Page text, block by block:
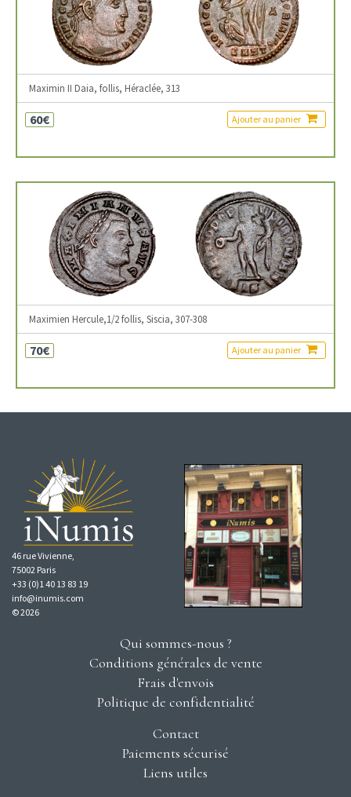
Maximin II Daia, follis, Héraclée, 313
60€ Ajouter au panier
Maximien Hercule,1/2 follis, Siscia, 307-308
70€ Ajouter au panier
46 rue Vivienne,
75002 Paris
+33 (0)1 40 13 83 19
info@inumis.com
© 2026
Qui sommes-nous ?
Conditions générales de vente
Frais d'envois
Politique de confidentialité
Contact
Paiements sécurisé
Liens utiles